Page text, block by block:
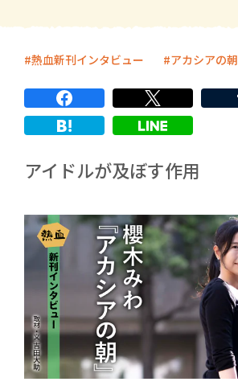
熱血新刊インタビュー アカシアの朝
アイドルが及ぼす作用